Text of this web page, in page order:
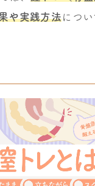
や実践方法につ